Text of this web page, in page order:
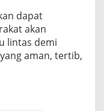
dapat
akan
lintas demi
aman, tertib,